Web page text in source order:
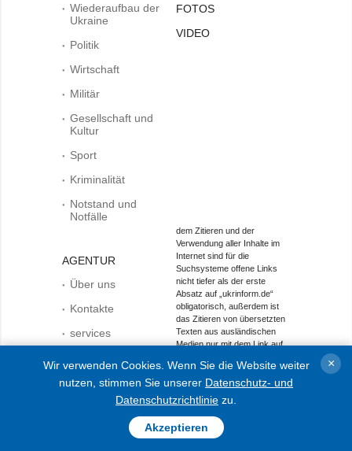
Wiederaufbau der
Ukraine
Politik
Wirtschaft
Militär
Gesellschaft und
Kultur
Sport
Kriminalität
Notstand und
Notfälle
AGENTUR
Über uns
Kontakte
services
Vertraulichkeit und
zum Schutz
personenbezogener
FOTOS
VIDEO
dem Zitieren und der
Verwendung aller Inhalte im
Internet sind für die
Suchsysteme offene Links
nicht tiefer als der erste
Absatz auf „ukrinform.de“
obligatorisch, außerdem ist
das Zitieren von übersetzten
Texten aus ausländischen
Medien nur mit dem Link auf
und auf die Webseite des
ausländisches Mediums
zulässig. Texte mit dem
Vermerk „Werbung“ oder mit
einem Disclaimer: „Das
Material wird gemäß Teil 3
Wir verwenden Cookies. Wenn Sie die Website weiter
nutzen, stimmen Sie unserer Datenschutz- und
Datenschutzrichtlinie zu.
Akzeptieren
×